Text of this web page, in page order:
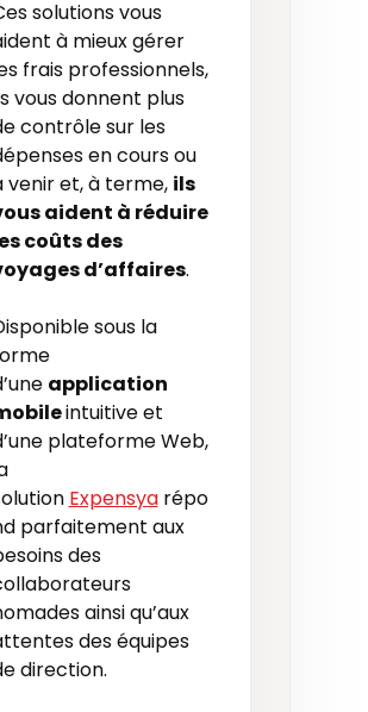
solutions vous
à mieux gérer
frais professionnels,
vous donnent plus
contrôle sur les
en cours ou
venir et, à terme, ils
aident à réduire
coûts des
d’affaires.
sous la
application
intuitive et
plateforme Web,
Expensyarépo
parfaitement aux
des
ainsi qu’aux
des équipes
direction.